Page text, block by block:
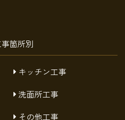
箇所別
キッチン工事
洗面所工事
その他工事